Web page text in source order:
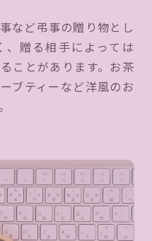
など弔事の贈り物とし
、贈る相手によっては
ことがあります。お茶
ブティーなど洋風のお